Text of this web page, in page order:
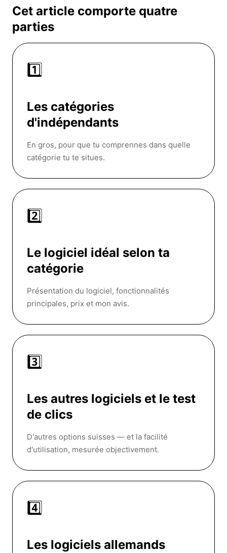
Cet article comporte quatre
parties
1️⃣
Les catégories
d'indépendants
En gros, pour que tu comprennes dans quelle
catégorie tu te situes.
2️⃣
Le logiciel idéal selon ta
catégorie
Présentation du logiciel, fonctionnalités
principales, prix et mon avis.
3️⃣
Les autres logiciels et le test
de clics
D'autres options suisses — et la facilité
d'utilisation, mesurée objectivement.
4️⃣
Les logiciels allemands